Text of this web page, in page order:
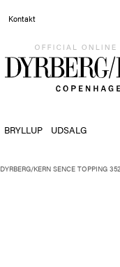
Kontakt
BRYLLUP UDSALG
DYRBERG/KERN SENCE TOPPING